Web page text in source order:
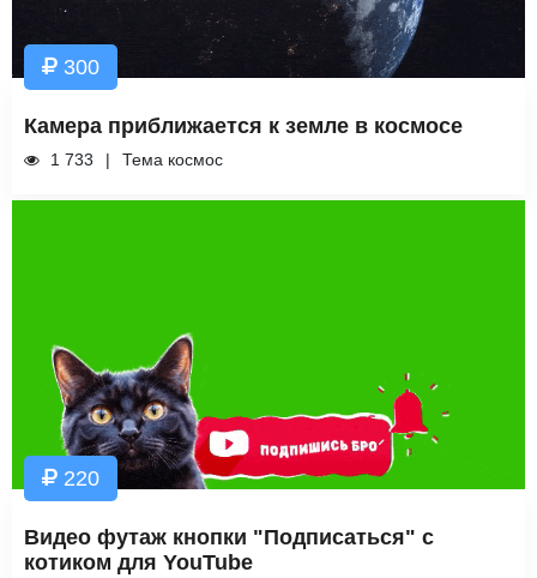
300
Камера приближается к земле в космосе
1 733 Тема космос
220
Видео футаж кнопки "Подписаться" с
котиком для YouTube